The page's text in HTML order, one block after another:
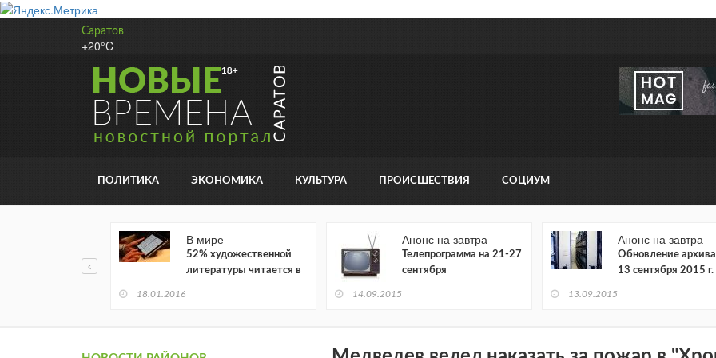
Саратов
+20°C
ПОЛИТИКА ЭКОНОМИКА КУЛЬТУРА ПРОИСШЕСТВИЯ СОЦИУМ
В мире
52% художественной
литературы читается в
18.01.2016
Анонс на завтра
Телепрограмма на 21-27
сентября
14.09.2015
Анонс на завтра
Обновление архива
13 сентября 2015 г.
13.09.2015